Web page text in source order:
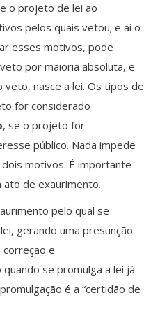
o projeto de lei ao
pelos quais vetou; e aí o
esses motivos, pode
por maioria absoluta, e
nasce a lei. Os tipos de
for considerado
, se o projeto for
público. Nada impede
motivos. É importante
de exaurimento.
pelo qual se
gerando uma presunção
correção e
se promulga a lei já
é a “certidão de